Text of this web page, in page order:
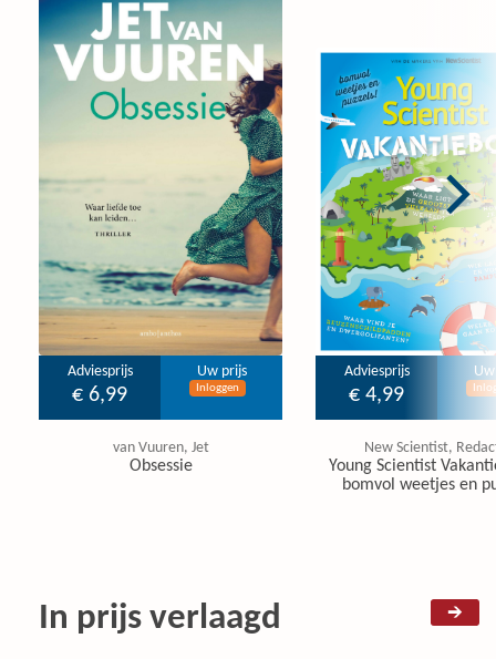
Adviesprijs
€ 6,99
Uw prijs
Inloggen
van Vuuren, Jet
Obsessie
Adviesprijs
€ 4,99
New Scientist,
Young Scientist
bomvol weetjes en
In prijs verlaagd